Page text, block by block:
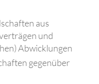
aus
und
Abwicklungen
gegenüber